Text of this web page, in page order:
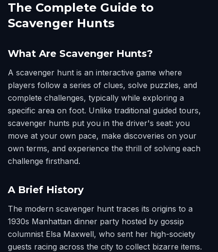
The Complete Guide to
Scavenger Hunts
What Are Scavenger Hunts?
A scavenger hunt is an interactive game where
players follow a series of clues, solve puzzles, and
complete challenges, typically while exploring a
specific area on foot. Unlike traditional guided tours,
scavenger hunts put you in the driver's seat: you
move at your own pace, make discoveries on your
own terms, and experience the thrill of solving each
challenge firsthand.
A Brief History
The modern scavenger hunt traces its origins to a
1930s Manhattan dinner party hosted by gossip
columnist Elsa Maxwell, who sent her high-society
guests racing across the city to collect bizarre items.